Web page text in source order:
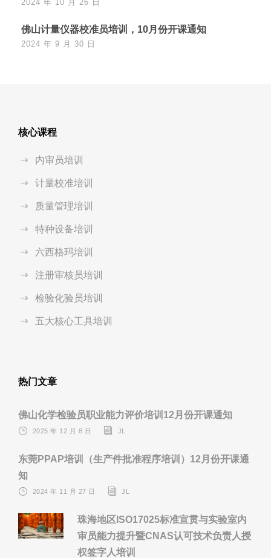
2024 年 10 月 26 日
佛山计量仪器校准员培训，10月份开课通知
2024 年 9 月 30 日
核心课程
内审员培训
计量校准培训
质量管理培训
特种设备培训
六西格玛培训
注册审核员培训
检验化验员培训
五大核心工具培训
热门文章
佛山化学检验员职业能力评价培训12月份开课通知
2025 年 12 月 8 日 JL
东莞PPAP培训（生产件批准程序培训）12月份开课通
知
2024 年 11 月 27 日 JL
珠海地区ISO17025标准宣贯与实验室内
审员能力提升暨CNAS认可技术负责人授
权签字人培训